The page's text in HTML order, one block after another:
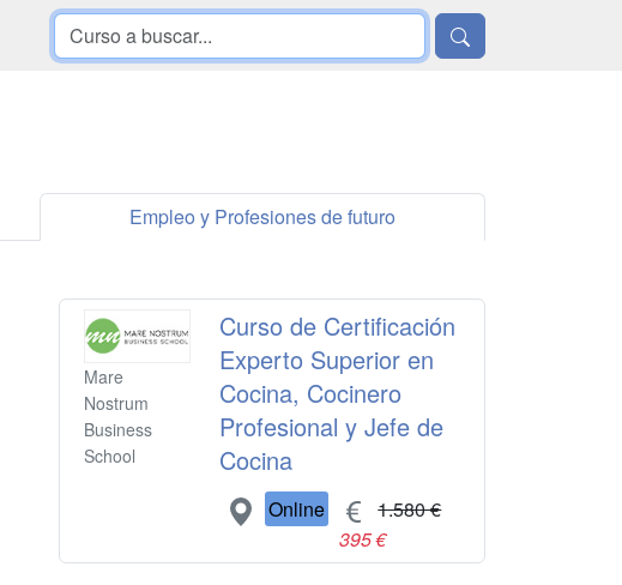
Empleo y Profesiones de futuro
Mare
Nostrum
Business
School
Curso de Certificación
Experto Superior en
Cocina, Cocinero
Profesional y Jefe de
Cocina
Online
1.580 €
395 €